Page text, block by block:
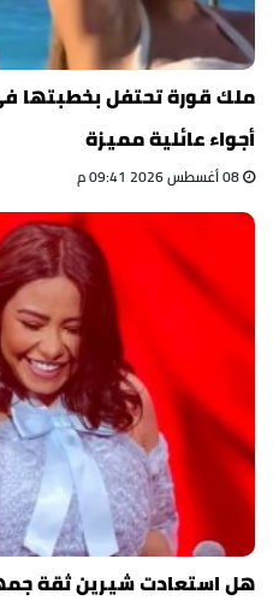
ملك قورة تحتفل بخطبتها
أجواء عائلية مميزة
هل استعادت شيرين ثقة